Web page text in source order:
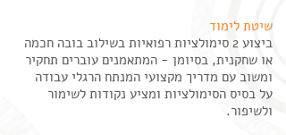
שיטת לימוד
ביצוע 2 סימולציות רפואיות בשילוב בובה חכמה
או שחקנית, בסיומן - המתאמנים עוברים תחקיר
ומשוב עם מדריך מקצועי המנתח הרגלי עבודה
על בסיס הסימולציות ומציע נקודות לשימור
ולשיפור.